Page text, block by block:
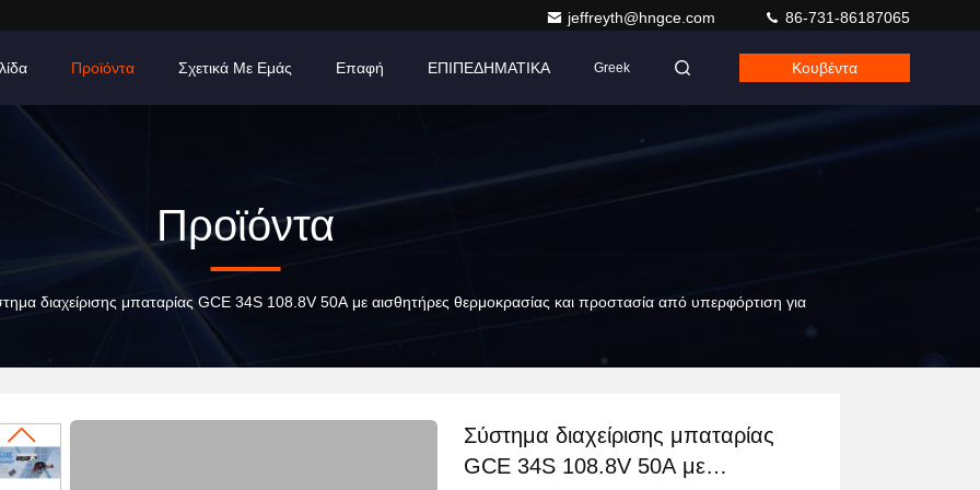
jeffreyth@hngce.com 86-731-86187065
Προϊόντα Σχετικά Με Εμάς Επαφή ΕΠΙΠΕΔΗΜΑΤΙΚΑ Greek Κουβέντα
Προϊόντα
διαχείρισης μπαταρίας GCE 34S 108.8V 50A με αισθητήρες θερμοκρασίας και προστασία από υπερφόρτιση για
Σύστημα διαχείρισης μπαταρίας
GCE 34S 108.8V 50A με